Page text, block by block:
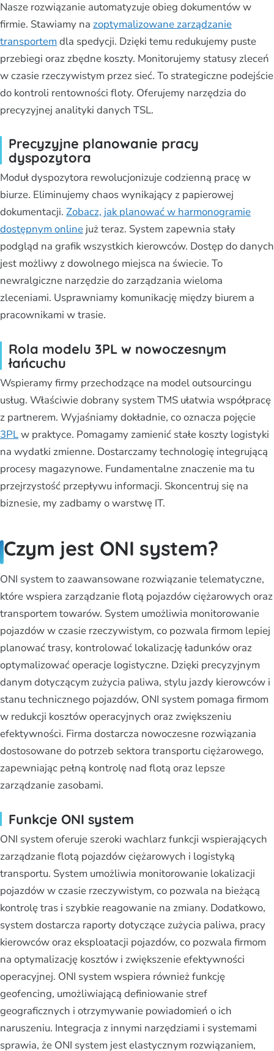
Nasze rozwiązanie automatyzuje obieg dokumentów w
firmie. Stawiamy na zoptymalizowane zarządzanie
transportemdla spedycji. Dzięki temu redukujemy puste
przebiegi oraz zbędne koszty. Monitorujemy statusy zleceń
w czasie rzeczywistym przez sieć. To strategiczne podejście
do kontroli rentowności floty. Oferujemy narzędzia do
precyzyjnej analityki danych TSL.
Precyzyjne planowanie pracy
dyspozytora
Moduł dyspozytora rewolucjonizuje codzienną pracę w
biurze. Eliminujemy chaos wynikający z papierowej
dokumentacji. Zobacz, jak planować w harmonogramie
dostępnym online już teraz. System zapewnia stały
podgląd na grafik wszystkich kierowców. Dostęp do danych
jest możliwy z dowolnego miejsca na świecie. To
newralgiczne narzędzie do zarządzania wieloma
zleceniami. Usprawniamy komunikację między biurem a
pracownikami w trasie.
Rola modelu 3PL w nowoczesnym
łańcuchu
Wspieramy firmy przechodzące na model outsourcingu
usług. Właściwie dobrany system TMS ułatwia współpracę
z partnerem. Wyjaśniamy dokładnie, co oznacza pojęcie
3PLw praktyce. Pomagamy zamienić stałe koszty logistyki
na wydatki zmienne. Dostarczamy technologię integrującą
procesy magazynowe. Fundamentalne znaczenie ma tu
przejrzystość przepływu informacji. Skoncentruj się na
biznesie, my zadbamy o warstwę IT.
Czym jest ONI system?
ONI system to zaawansowane rozwiązanie telematyczne,
które wspiera zarządzanie flotą pojazdów ciężarowych oraz
transportem towarów. System umożliwia monitorowanie
pojazdów w czasie rzeczywistym, co pozwala firmom lepiej
planować trasy, kontrolować lokalizację ładunków oraz
optymalizować operacje logistyczne. Dzięki precyzyjnym
danym dotyczącym zużycia paliwa, stylu jazdy kierowców i
stanu technicznego pojazdów, ONI system pomaga firmom
w redukcji kosztów operacyjnych oraz zwiększeniu
efektywności. Firma dostarcza nowoczesne rozwiązania
dostosowane do potrzeb sektora transportu ciężarowego,
zapewniając pełną kontrolę nad flotą oraz lepsze
zarządzanie zasobami.
Funkcje ONI system
ONI system oferuje szeroki wachlarz funkcji wspierających
zarządzanie flotą pojazdów ciężarowych i logistyką
transportu. System umożliwia monitorowanie lokalizacji
pojazdów w czasie rzeczywistym, co pozwala na bieżącą
kontrolę tras i szybkie reagowanie na zmiany. Dodatkowo,
system dostarcza raporty dotyczące zużycia paliwa, pracy
kierowców oraz eksploatacji pojazdów, co pozwala firmom
na optymalizację kosztów i zwiększenie efektywności
operacyjnej. ONI system wspiera również funkcję
geofencing, umożliwiającą definiowanie stref
geograficznych i otrzymywanie powiadomień o ich
naruszeniu. Integracja z innymi narzędziami i systemami
sprawia, że ONI system jest elastycznym rozwiązaniem,